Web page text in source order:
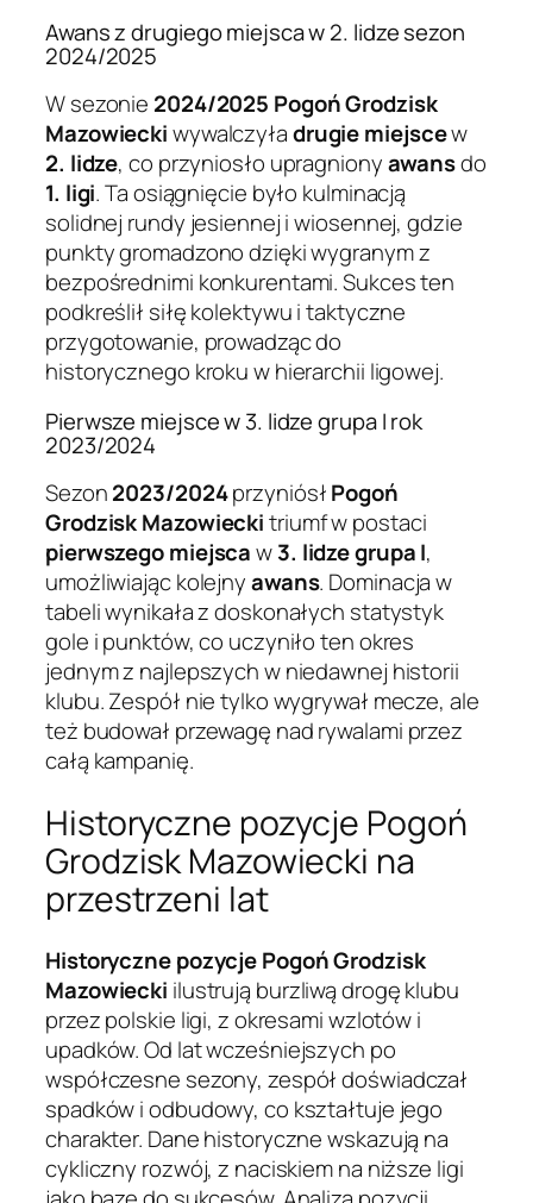
Awans z drugiego miejsca w 2. lidze sezon
2024/2025
W sezonie 2024/2025 Pogoń Grodzisk
Mazowieckiwywalczyładrugie miejscew
2. lidze, co przyniosło upragnionyawansdo
1. ligi. Ta osiągnięcie było kulminacją
solidnej rundy jesiennej i wiosennej, gdzie
punkty gromadzono dzięki wygranym z
bezpośrednimi konkurentami. Sukces ten
podkreślił siłę kolektywu i taktyczne
przygotowanie, prowadząc do
historycznego kroku w hierarchii ligowej.
Pierwsze miejsce w 3. lidze grupa I rok
2023/2024
Sezon2023/2024przyniósłPogoń
Grodzisk Mazowieckitriumf w postaci
pierwszego miejscaw3. lidze grupa I,
umożliwiając kolejnyawans. Dominacja w
tabeli wynikała z doskonałych statystyk
gole i punktów, co uczyniło ten okres
jednym z najlepszych w niedawnej historii
klubu. Zespół nie tylko wygrywał mecze, ale
też budował przewagę nad rywalami przez
całą kampanię.
Historyczne pozycje Pogoń
Grodzisk Mazowiecki na
przestrzeni lat
Historyczne pozycje Pogoń Grodzisk
Mazowiecki ilustrują burzliwą drogę klubu
przez polskie ligi, z okresami wzlotów i
upadków. Od lat wcześniejszych po
współczesne sezony, zespół doświadczał
spadków i odbudowy, co kształtuje jego
charakter. Dane historyczne wskazują na
cykliczny rozwój, z naciskiem na niższe ligi